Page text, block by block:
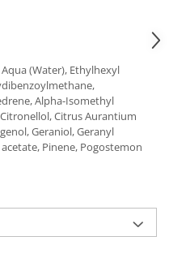
(Water), Ethylhexyl
Alpha-Isomethyl
Citrus Aurantium
Geraniol, Geranyl
Pinene, Pogostemon